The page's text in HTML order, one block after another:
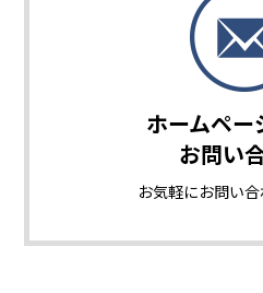
ホームペー
お問い
お気軽にお問い